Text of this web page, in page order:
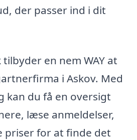
der passer ind i dit
en nem WAY at
i Askov. Med
kan du få en oversigt
læse anmeldelser,
priser for at finde det